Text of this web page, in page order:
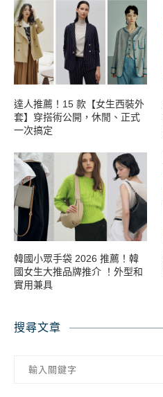
達人推薦！15 款【女生西裝外
套】穿搭術公開，休閒、正式
一次搞定
韓國小眾手袋 2026 推薦！韓
國女生大推品牌推介 ！外型和
實用兼具
搜尋文章